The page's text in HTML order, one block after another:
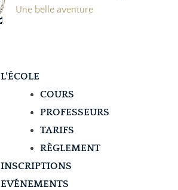
Une belle aventure
L’ÉCOLE
COURS
PROFESSEURS
TARIFS
RÈGLEMENT
INSCRIPTIONS
EVÉNEMENTS